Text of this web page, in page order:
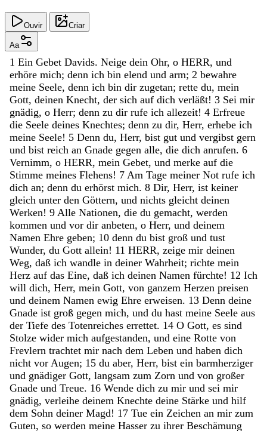
Ouvir Criar
Aa
1 Ein Gebet Davids. Neige dein Ohr, o HERR, und
erhöre mich; denn ich bin elend und arm; 2 bewahre
meine Seele, denn ich bin dir zugetan; rette du, mein
Gott, deinen Knecht, der sich auf dich verläßt! 3 Sei mir
gnädig, o Herr; denn zu dir rufe ich allezeit! 4 Erfreue
die Seele deines Knechtes; denn zu dir, Herr, erhebe ich
meine Seele! 5 Denn du, Herr, bist gut und vergibst gern
und bist reich an Gnade gegen alle, die dich anrufen. 6
Vernimm, o HERR, mein Gebet, und merke auf die
Stimme meines Flehens! 7 Am Tage meiner Not rufe ich
dich an; denn du erhörst mich. 8 Dir, Herr, ist keiner
gleich unter den Göttern, und nichts gleicht deinen
Werken! 9 Alle Nationen, die du gemacht, werden
kommen und vor dir anbeten, o Herr, und deinem
Namen Ehre geben; 10 denn du bist groß und tust
Wunder, du Gott allein! 11 HERR, zeige mir deinen
Weg, daß ich wandle in deiner Wahrheit; richte mein
Herz auf das Eine, daß ich deinen Namen fürchte! 12 Ich
will dich, Herr, mein Gott, von ganzem Herzen preisen
und deinem Namen ewig Ehre erweisen. 13 Denn deine
Gnade ist groß gegen mich, und du hast meine Seele aus
der Tiefe des Totenreiches errettet. 14 O Gott, es sind
Stolze wider mich aufgestanden, und eine Rotte von
Frevlern trachtet mir nach dem Leben und haben dich
nicht vor Augen; 15 du aber, Herr, bist ein barmherziger
und gnädiger Gott, langsam zum Zorn und von großer
Gnade und Treue. 16 Wende dich zu mir und sei mir
gnädig, verleihe deinem Knechte deine Stärke und hilf
dem Sohn deiner Magd! 17 Tue ein Zeichen an mir zum
Guten, so werden meine Hasser zu ihrer Beschämung